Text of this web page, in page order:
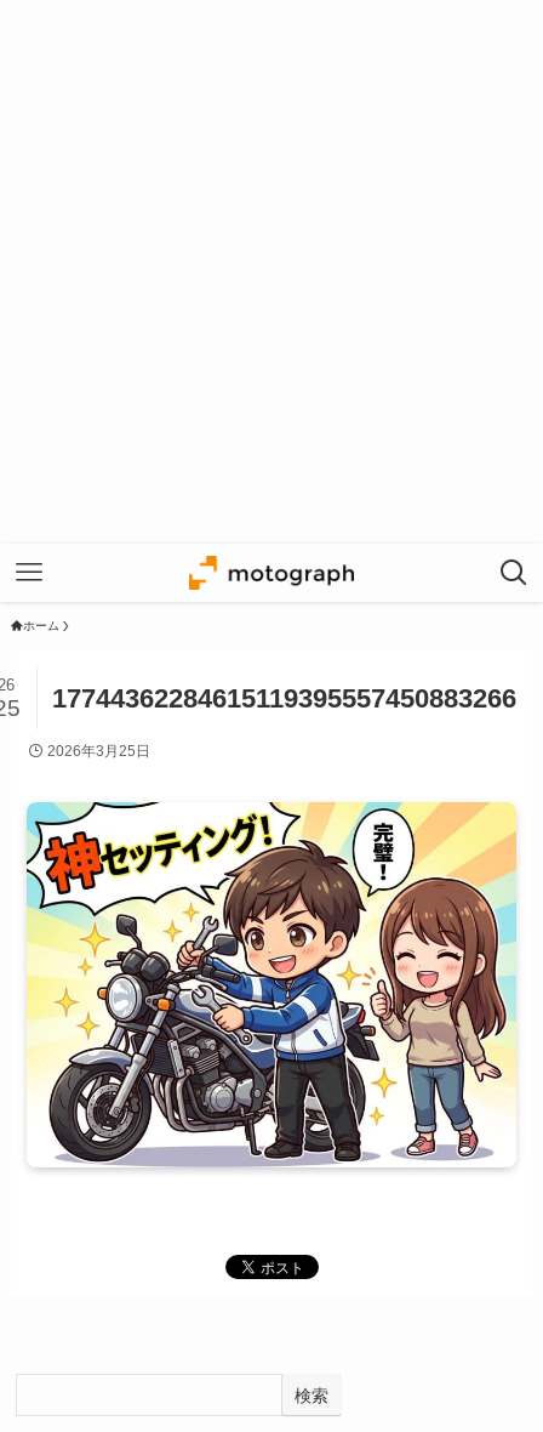
ホーム
17744362284615119395557450883266
2026年3月25日
検索